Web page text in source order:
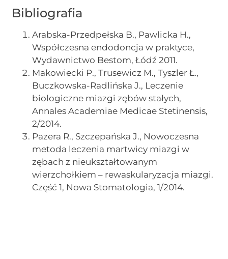
Bibliografia
Arabska-Przedpełska B., Pawlicka H.,
Współczesna endodoncja w praktyce,
Wydawnictwo Bestom, Łódź 2011.
Makowiecki P., Trusewicz M., Tyszler Ł.,
Buczkowska-Radlińska J., Leczenie
biologiczne miazgi zębów stałych,
Annales Academiae Medicae Stetinensis,
2/2014.
Pazera R., Szczepańska J., Nowoczesna
metoda leczenia martwicy miazgi w
zębach z nieukształtowanym
wierzchołkiem – rewaskularyzacja miazgi.
Część 1, Nowa Stomatologia, 1/2014.